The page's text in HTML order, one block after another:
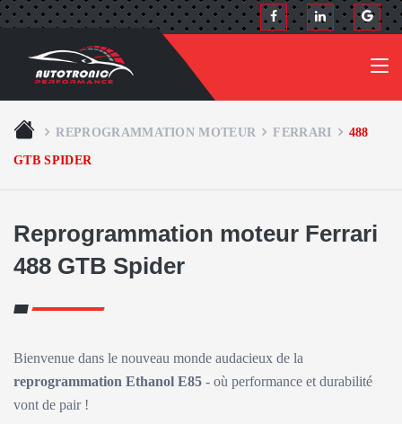
REPROGRAMMATION MOTEUR FERRARI
488
GTB SPIDER
Reprogrammation moteur Ferrari
488 GTB Spider
Bienvenue dans le nouveau monde audacieux de la
reprogrammation Ethanol E85 - où performance et durabilité
vont de pair !